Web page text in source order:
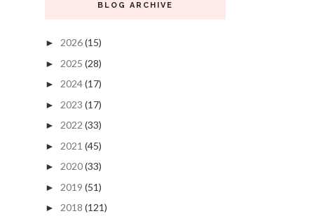
BLOG ARCHIVE
► 2026(15)
► 2025 (28)
► 2024(17)
► 2023 (17)
► 2022 (33)
► 2021 (45)
► 2020(33)
► 2019 (51)
► 2018 (121)